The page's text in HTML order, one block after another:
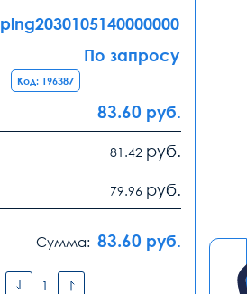
plng2030105140000000
По запросу
Код: 196387
83.60 руб.
81.42 руб.
79.96 руб.
Сумма: 83.60 руб.